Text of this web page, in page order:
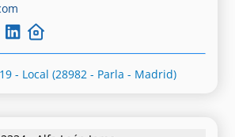
- Local (28982 - Parla - Madrid)